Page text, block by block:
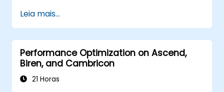
Leia mais...
Performance Optimization on Ascend,
Biren, and Cambricon
21 Horas